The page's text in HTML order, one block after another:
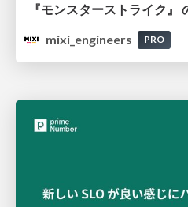
mixi_engineers
PRO